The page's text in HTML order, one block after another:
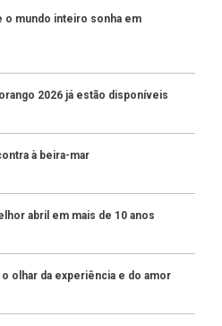
o mundo inteiro sonha em
2026 já estão disponíveis
à beira-mar
abril em mais de 10 anos
olhar da experiência e do amor